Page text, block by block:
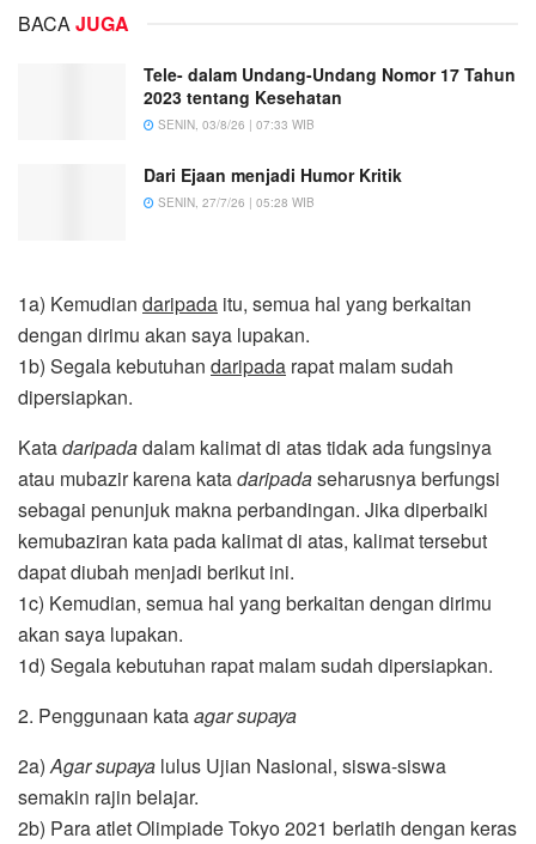
BACAJUGA
Tele- dalam Undang-Undang Nomor 17 Tahun
2023 tentang Kesehatan
SENIN, 03/8/26 | 07:33 WIB
Dari Ejaan menjadi Humor Kritik
SENIN, 27/7/26 | 05:28 WIB
1a) Kemudian daripada itu, semua hal yang berkaitan
dengan dirimu akan saya lupakan.
1b) Segala kebutuhan daripada rapat malam sudah
dipersiapkan.
Katadaripadadalam kalimat di atas tidak ada fungsinya
atau mubazir karena katadaripadaseharusnya berfungsi
sebagai penunjuk makna perbandingan. Jika diperbaiki
kemubaziran kata pada kalimat di atas, kalimat tersebut
dapat diubah menjadi berikut ini.
1c) Kemudian, semua hal yang berkaitan dengan dirimu
akan saya lupakan.
1d) Segala kebutuhan rapat malam sudah dipersiapkan.
2. Penggunaan kataagar supaya
2a)Agar supaya lulus Ujian Nasional, siswa-siswa
semakin rajin belajar.
2b) Para atlet Olimpiade Tokyo 2021 berlatih dengan keras